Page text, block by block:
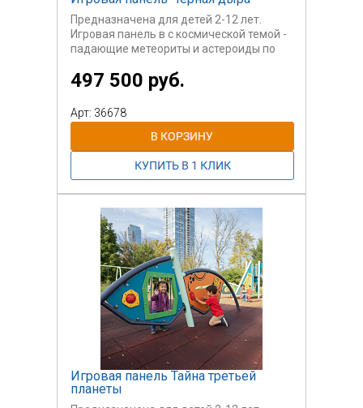
Предназначена для детей 2-12 лет.
Игровая панель в с космической темой -
падающие метеориты и астероиды по
имитация летающей тарелки. Панель
способствует развитию мелкой
моторики, а также дает начальные
знания о механических процессах и
497 500 руб.
Арт: 36678
Игровая панель Тайна третьей
планеты